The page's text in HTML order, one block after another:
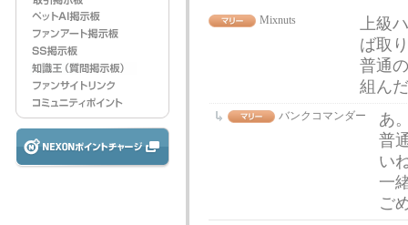
Mixnuts
上級
ば取
普通
組ん
バンクコマンダー
あ
普
い
一
ご